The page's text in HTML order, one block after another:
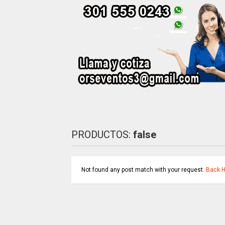
PRODUCTOS: false
Not found any post match with your request. Back